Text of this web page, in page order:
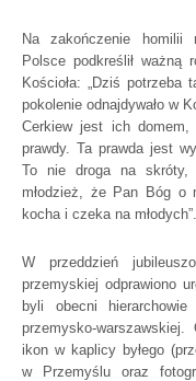
Na zakończenie homilii
Polsce podkreślił ważną
Kościoła: „Dziś potrzeba
pokolenie odnajdywało w
Cerkiew jest ich
prawdy. Ta prawda jest
To nie droga na skróty,
młodzież, że Pan Bóg o
kocha i czeka na młodych”.
W przeddzień
przemyskiej odprawiono
byli obecni
przemysko-
ikon w kaplicy byłego
w Przemyślu oraz